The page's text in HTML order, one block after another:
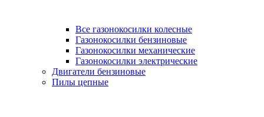
Все газонокосилки колесные
Газонокосилки бензиновые
Газонокосилки механические
Газонокосилки электрические
Двигатели бензиновые
Пилы цепные